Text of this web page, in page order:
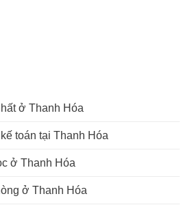
ở Thanh Hóa
toán tại Thanh Hóa
ở Thanh Hóa
ở Thanh Hóa